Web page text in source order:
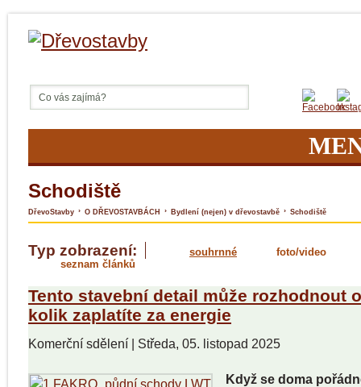
Schodiště
DřevoStavby › O DŘEVOSTAVBÁCH › Bydlení (nejen) v dřevostavbě › Schodiště
Typ zobrazení: souhrnné
foto/video
seznam článků
Tento stavební detail může rozhodnout
kolik zaplatíte za energie
Komerční sdělení| Středa, 05. listopad 2025
Když se doma